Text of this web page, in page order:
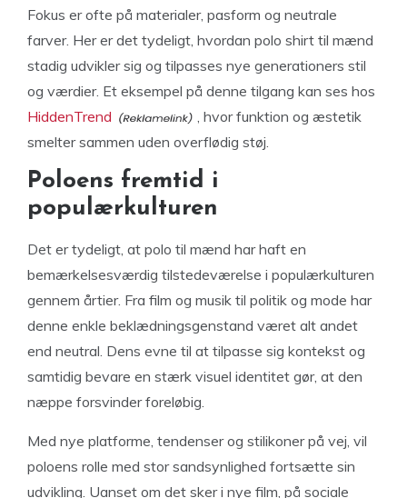
Fokus er ofte på materialer, pasform og neutrale
farver. Her er det tydeligt, hvordan polo shirt til mænd
stadig udvikler sig og tilpasses nye generationers stil
og værdier. Et eksempel på denne tilgang kan ses hos
HiddenTrend
, hvor funktion og æstetik
smelter sammen uden overflødig støj.
Poloens fremtid i
populærkulturen
Det er tydeligt, at polo til mænd har haft en
bemærkelsesværdig tilstedeværelse i populærkulturen
gennem årtier. Fra film og musik til politik og mode har
denne enkle beklædningsgenstand været alt andet
end neutral. Dens evne til at tilpasse sig kontekst og
samtidig bevare en stærk visuel identitet gør, at den
næppe forsvinder foreløbig.
Med nye platforme, tendenser og stilikoner på vej, vil
poloens rolle med stor sandsynlighed fortsætte sin
udvikling. Uanset om det sker i nye film, på sociale